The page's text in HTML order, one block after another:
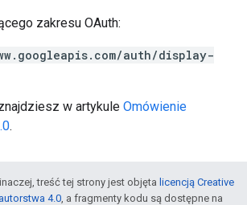
zakresu OAuth:
auth/display-
w artykule Omówienie
.
treść tej strony jest objęta licencją Creative
4.0, a fragmenty kodu są dostępne na